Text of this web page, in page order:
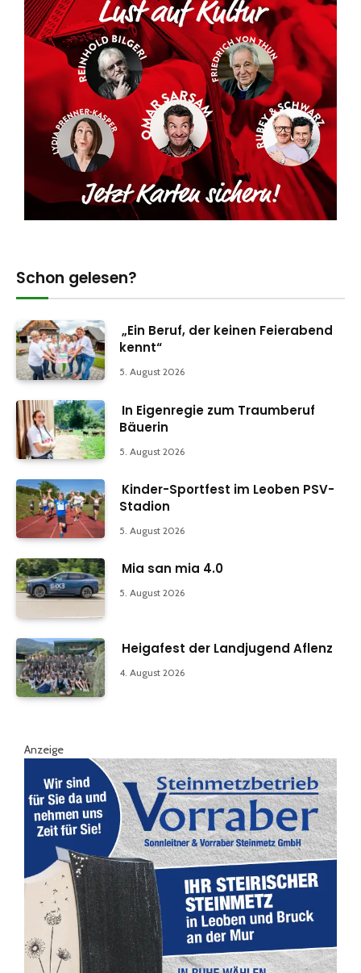
Schon gelesen?
„Ein Beruf, der keinen Feierabend
kennt“
5. August 2026
In Eigenregie zum Traumberuf
Bäuerin
5. August 2026
Kinder-Sportfest im Leoben PSV-
Stadion
5. August 2026
Mia san mia 4.0
5. August 2026
Heigafest der Landjugend Aflenz
4. August 2026
Anzeige